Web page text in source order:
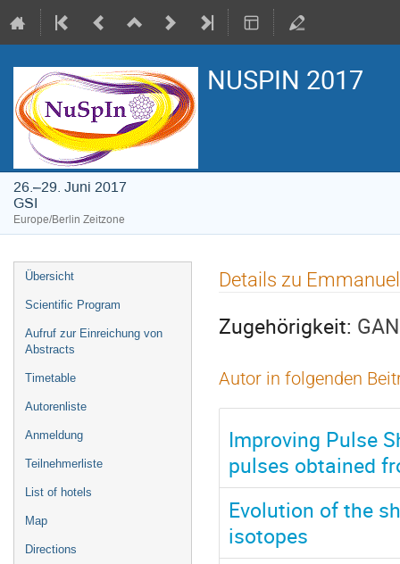
NUSPIN 2017
26.–29. Juni 2017
GSI
Europe/Berlin Zeitzone
Veranstaltungsmenü
Übersicht
Scientific Program
Aufruf zur Einreichung von
Abstracts
Timetable
Autorenliste
Anmeldung
Teilnehmerliste
List of hotels
Map
Directions
Details zu
Zugehörigkeit:
Autor in folgenden
Improving Pulse
pulses obtained
Evolution of the
isotopes